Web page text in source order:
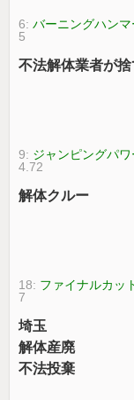
6:バーニングハン
5
不法解体業者が
9: ジャンピングパ
4.72
解体クルー
18: ファイナルカッ
7
埼玉
解体産廃
不法投棄